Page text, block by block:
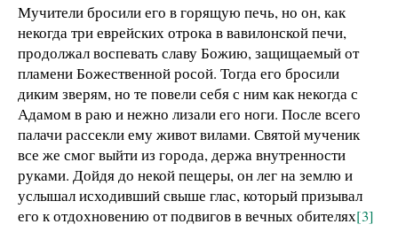
Мучители бросили его в горящую печь, но он, как
некогда три еврейских отрока в вавилонской печи,
продолжал воспевать славу Божию, защищаемый от
пламени Божественной росой. Тогда его бросили
диким зверям, но те повели себя с ним как некогда с
Адамом в раю и нежно лизали его ноги. После всего
палачи рассекли ему живот вилами. Святой мученик
все же смог выйти из города, держа внутренности
руками. Дойдя до некой пещеры, он лег на землю и
услышал исходивший свыше глас, который призывал
его к отдохновению от подвигов в вечных обителях[3]